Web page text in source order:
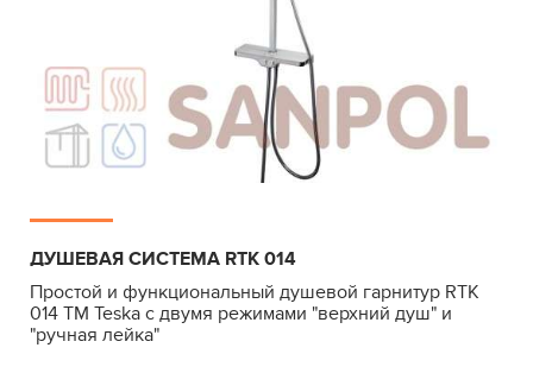
ДУШЕВАЯ СИСТЕМА RTK 014
Простой и функциональный душевой гарнитур RTK
014 ТМ Teska с двумя режимами "верхний душ" и
"ручная лейка"